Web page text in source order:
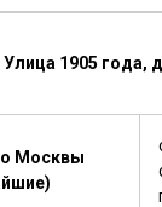
Улица 1905 года,
Москвы